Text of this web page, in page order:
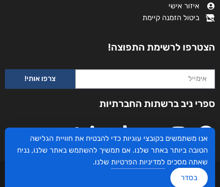
איזור אישי
ביטול הזמנה קיימת
הצטרפו לרשימת התפוצה!
צרפו אותי!
ספרי ניב ברשתות החברתיות
עיצוב ובניית האתר: ספרי ניב © כל הזכויות שמורות. בוקסאי טכנולוגיות בע"מ שד אבא
אנו משתמשים בקובצי עוגיות כדי להבטיח את חוויית הגלישה
הטובה ביותר באתר שלנו. אם תמשיך להשתמש באתר שלנו, נניח
שאתה מסכים למדיניות הפרטיות שלנו.
בסדר